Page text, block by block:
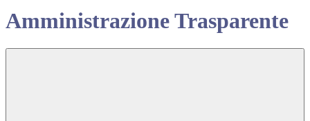
Amministrazione Trasparente